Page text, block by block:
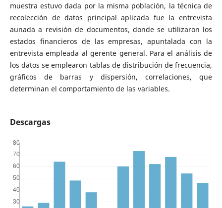
muestra estuvo dada por la misma población, la técnica de
recolección de datos principal aplicada fue la entrevista
aunada a revisión de documentos, donde se utilizaron los
estados financieros de las empresas, apuntalada con la
entrevista empleada al gerente general. Para el análisis de
los datos se emplearon tablas de distribución de frecuencia,
gráficos de barras y dispersión, correlaciones, que
determinan el comportamiento de las variables.
Descargas